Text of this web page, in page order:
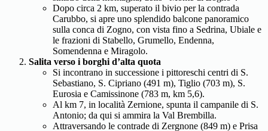
Dopo circa 2 km, superato il bivio per la contrada
Carubbo, si apre uno splendido balcone panoramico
sulla conca di Zogno, con vista fino a Sedrina, Ubiale e
le frazioni di Stabello, Grumello, Endenna,
Somendenna e Miragolo.
Salita verso i borghi d’alta quota
Si incontrano in successione i pittoreschi centri di S.
Sebastiano, S. Cipriano (491 m), Tiglio (703 m), S.
Eurosia e Camissinone (783 m, km 5,6).
Al km 7, in località Zernione, spunta il campanile di S.
Antonio; da qui si ammira la Val Brembilla.
Attraversando le contrade di Zergnone (849 m) e Prisa